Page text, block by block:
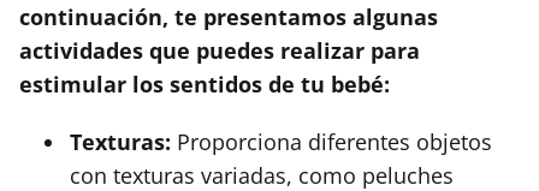
continuación, te presentamos algunas
actividades que puedes realizar para
estimular los sentidos de tu bebé:
Texturas: Proporciona diferentes objetos
con texturas variadas, como peluches